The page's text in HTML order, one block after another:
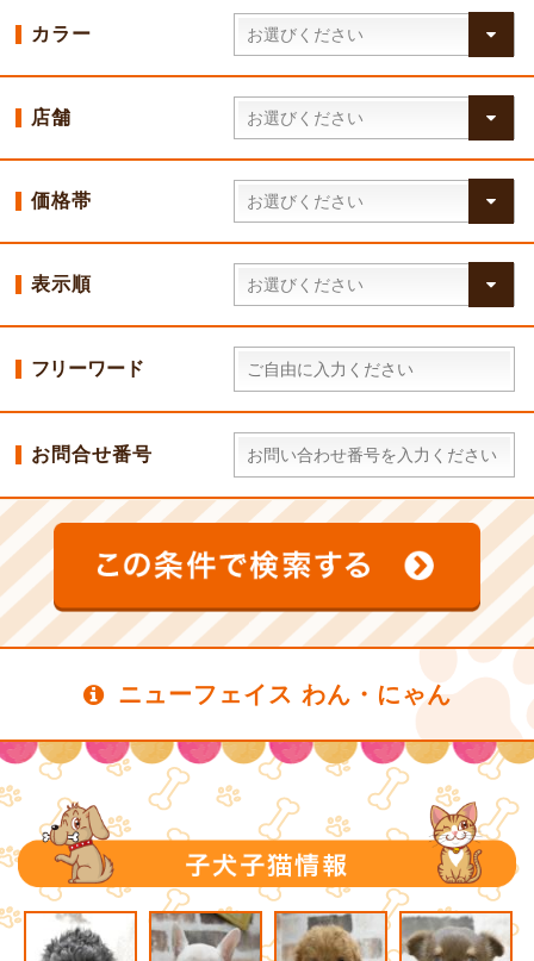
カラー
店舗
価格帯
表示順
フリーワード
お問合せ番号
ニューフェイス わん・にゃん